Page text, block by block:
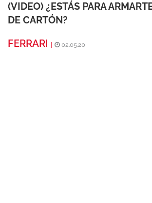
(VIDEO) ¿ESTÁS PARA
DE CARTÓN?
FERRARI
02.05.20